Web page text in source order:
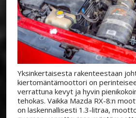
Yksinkertaisesta rakenteestaan
kiertomäntämoottori on
verrattuna kevyt ja hyvin
tehokas. Vaikka Mazda RX-8:n
on laskennallisesti 1.3-litraa,